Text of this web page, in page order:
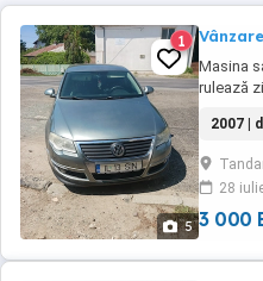
5
1
Masina
rulează
2007 |
28
3 000